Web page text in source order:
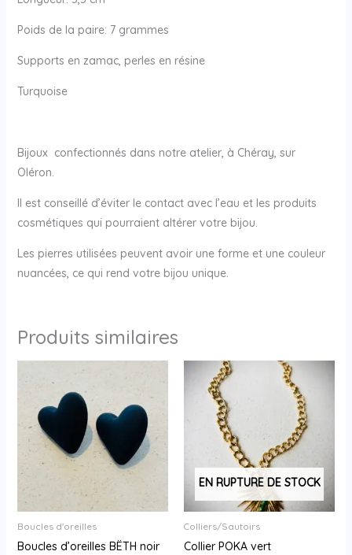
Poids de la paire: 7 grammes
Supports en zamac, perles en résine
Turquoise
Bijoux confectionnés dans notre atelier, à Chéray, sur
Oléron.
Il est conseillé d’éviter le contact avec l’eau et les produits
cosmétiques qui pourraient altérer votre bijou.
Les pierres utilisées peuvent avoir une forme et une couleur
nuancées, ce qui rend votre bijou unique.
Produits similaires
Boucles d'oreilles
Boucles d’oreilles BËTH noir
EN RUPTURE DE STOCK
Colliers/Sautoirs
Collier POKA vert